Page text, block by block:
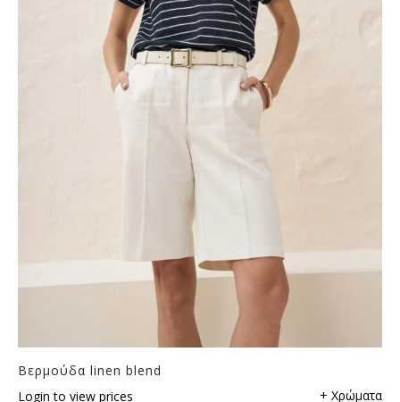
Βερμούδα linen blend
Login to view prices
+ Χρώματα